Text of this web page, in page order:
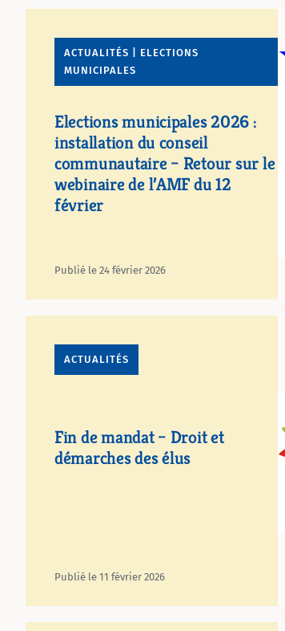
ACTUALITÉS | ELECTIONS
MUNICIPALES
Elections municipales 2026 :
installation du conseil
communautaire – Retour sur le
webinaire de l’AMF du 12
février
Publié le 24 février 2026
ACTUALITÉS
Fin de mandat – Droit et
démarches des élus
Publié le 11 février 2026